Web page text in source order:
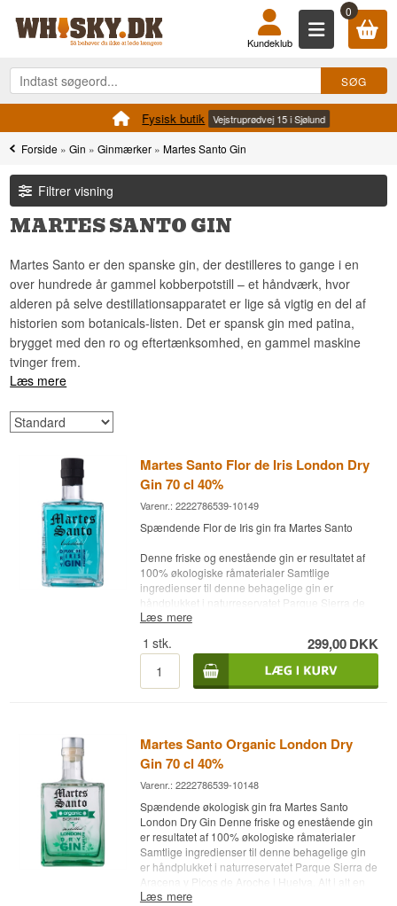
0
Kundeklub
Vejstruprødvej 15 i Sjølund
Forside »Gin »Ginmærker »Martes Santo Gin
Filtrer visning
MARTES SANTO GIN
Martes Santo er den spanske gin, der destilleres to gange i en
over hundrede år gammel kobberpotstill – et håndværk, hvor
alderen på selve destillationsapparatet er lige så vigtig en del af
historien som botanicals-listen. Det er spansk gin med patina,
brygget med den ro og eftertænksomhed, en gammel maskine
tvinger frem.
Læs mere
Martes Santo Flor de Iris London Dry
Gin 70 cl 40%
Varenr.: 2222786539-10149
Spændende Flor de Iris gin fra Martes Santo
Denne friske og enestående gin er resultatet af
100% økologiske råmaterialer Samtlige
ingredienser til denne behagelige gin er
håndplukket i naturreservatet Parque Sierra de
Aracena y Picos de Aroche i Huelva. Alt i alt en
Har du husket:Gin Mare Glasset? Perfekt, når der
skal mixes. Husk også: Den perfekte tonic
når der skal mixes
Læs mere
1 stk. 299,00DKK
Martes Santo Organic London Dry
Gin 70 cl 40%
Varenr.: 2222786539-10148
Spændende økologisk gin fra Martes Santo
London Dry Gin Denne friske og enestående gin
er resultatet af 100% økologiske råmaterialer
Samtlige ingredienser til denne behagelige gin
er håndplukket i naturreservatet Parque Sierra de
Aracena y Picos de Aroche i Huelva. Alt i alt en
super ginoplevelse Har du husket:
Læs mere